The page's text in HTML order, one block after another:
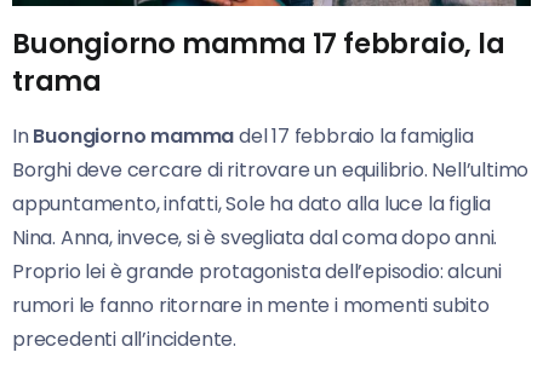
Buongiorno mamma 17 febbraio, la
trama
InBuongiorno mammadel 17 febbraio la famiglia
Borghi deve cercare di ritrovare un equilibrio. Nell’ultimo
appuntamento, infatti, Sole ha dato alla luce la figlia
Nina. Anna, invece, si è svegliata dal coma dopo anni.
Proprio lei è grande protagonista dell’episodio: alcuni
rumori le fanno ritornare in mente i momenti subito
precedenti all’incidente.